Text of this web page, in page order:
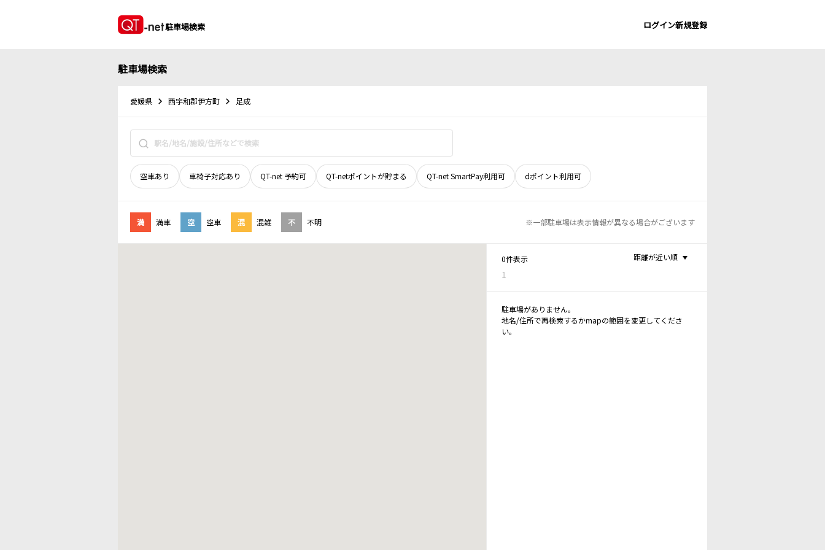
駐車場検索 ログイン新規登録
駐車場検索
愛媛県 西宇和郡伊方町 足成
空車あり 車椅子対応あり QT-net 予約可 QT-netポイントが貯まる QT-net SmartPay利用可 dポイント利用可
満 満車 空 空車 混 混雑 不 不明 ※一部駐車場は表示情報が異なる場合がございます
0件表示
1
距離が近い順
駐車場がありません。
地名/住所で再検索するかmapの範囲を変更してくださ
い。